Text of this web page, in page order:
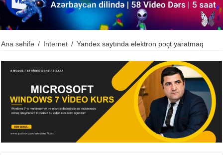
Ana səhifə / Internet / Yandex saytında elektron poçt yaratmaq